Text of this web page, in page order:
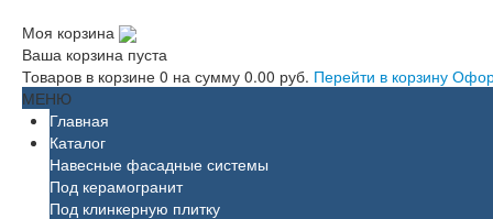
Моя корзина
Ваша корзина пуста
Товаров в корзине 0 на сумму 0.00 руб. Перейти в корзину
МЕНЮ
Главная
Каталог
Навесные фасадные системы
Под керамогранит
Под клинкерную плитку